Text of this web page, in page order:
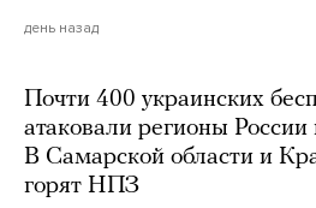
день назад
Почти 400 украинских
атаковали регионы
В Самарской области и
горят НПЗ